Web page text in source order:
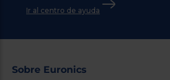
Ir al centro de ayuda
Sobre Euronics